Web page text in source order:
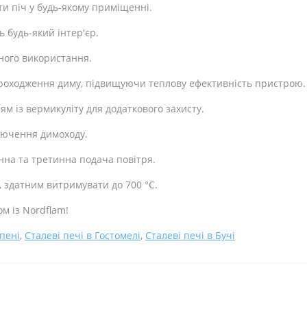
піч у будь-якому приміщенні.
який інтер'єр.
використання.
диму, підвищуючи теплову ефективність пристрою.
вермикуліту для додаткового захисту.
димоходу.
та третинна подача повітря.
витримувати до 700 °C.
із Nordflam!
, Сталеві печі в Гостомелі, Сталеві печі в Бучі